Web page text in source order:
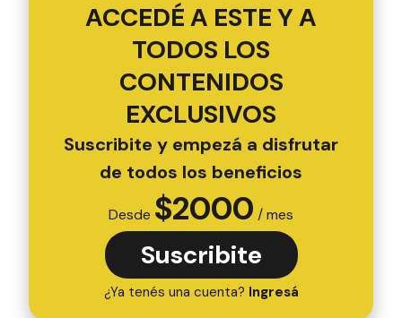
ACCEDÉ A ESTE Y A
TODOS LOS
CONTENIDOS
EXCLUSIVOS
Suscribite y empezá a disfrutar
de todos los beneficios
Desde $2000 / mes
Suscribite
¿Ya tenés una cuenta? Ingresá